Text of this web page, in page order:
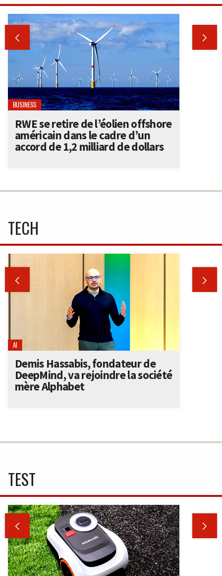
 
BUSINESS
RWE se retire de l’éolien offshore
américain dans le cadre d’un
accord de 1,2 milliard de dollars
TECH
 
AI
Demis Hassabis, fondateur de
DeepMind, va rejoindre la société
mère Alphabet
TEST
 